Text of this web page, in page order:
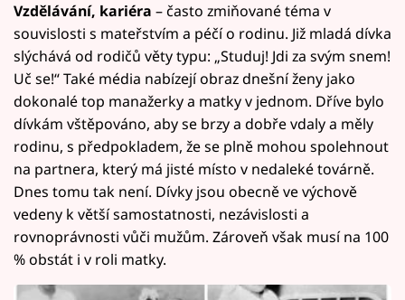
Vzdělávání, kariéra – často zmiňované téma v
souvislosti s mateřstvím a péčí o rodinu. Již mladá dívka
slýchává od rodičů věty typu: „Studuj! Jdi za svým snem!
Uč se!“ Také média nabízejí obraz dnešní ženy jako
dokonalé top manažerky a matky v jednom. Dříve bylo
dívkám vštěpováno, aby se brzy a dobře vdaly a měly
rodinu, s předpokladem, že se plně mohou spolehnout
na partnera, který má jisté místo v nedaleké továrně.
Dnes tomu tak není. Dívky jsou obecně ve výchově
vedeny k větší samostatnosti, nezávislosti a
rovnoprávnosti vůči mužům. Zároveň však musí na 100
% obstát i v roli matky.